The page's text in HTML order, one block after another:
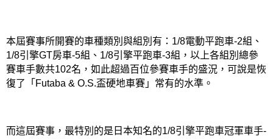
本屆賽事所開賽的車種類別與組別有： 1/8電動平跑車-2組、
1/8引擎GT房車-5組、 1/8引擎平跑車-3組，以上各組別總參
賽車手數共102名，如此超過百位參賽車手的盛況，可說是恢
復了「 Futaba & O.S.盃硬地車賽」常有的水準。
而這屆賽事，最特別的是日本知名的1/8引擎平跑車冠軍車手-